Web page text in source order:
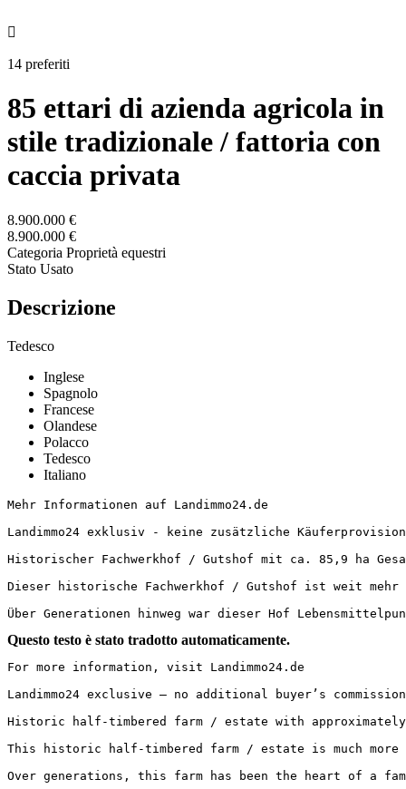

14 preferiti
85 ettari di azienda agricola in
stile tradizionale / fattoria con
caccia privata
8.900.000 €
8.900.000 €
Categoria Proprietà equestri
Stato Usato
Descrizione
Tedesco
Inglese
Spagnolo
Francese
Olandese
Polacco
Tedesco
Italiano
Mehr Informationen auf Landimmo24.de
Landimmo24 exklusiv - keine zusätzliche
Historischer Fachwerkhof / Gutshof mit ca. 85,9 ha
Dieser historische Fachwerkhof / Gutshof ist weit
Über Generationen hinweg war dieser Hof
Questo testo è stato tradotto automaticamente.
For more information, visit Landimmo24.de
Landimmo24 exclusive – no additional buyer’s
Historic half-timbered farm / estate with
This historic half-timbered farm / estate is much
Over generations, this farm has been the heart of a